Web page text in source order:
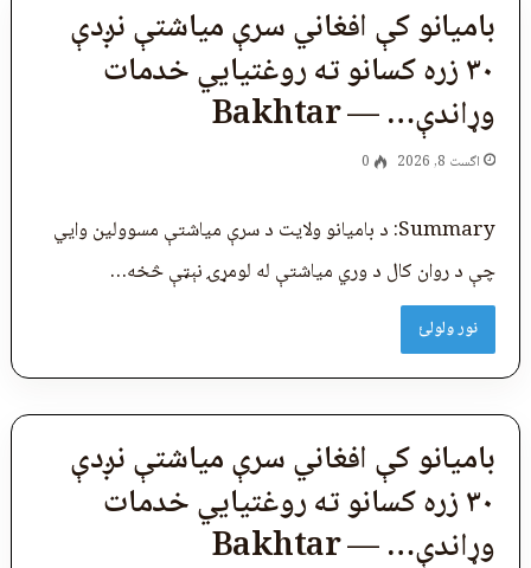
بامیانو کې افغاني سرې میاشتې نږدې
۳۰ زره کسانو ته روغتیايي خدمات
وړاندې… — Bakhtar
اگست 8, 2026 0
Summary: د بامیانو ولایت د سرې میاشتې مسوولین وایي
چې د روان کال د وري میاشتې له لومړۍ نېټې څخه…
نور ولولئ
بامیانو کې افغاني سرې میاشتې نږدې
۳۰ زره کسانو ته روغتیايي خدمات
وړاندې… — Bakhtar